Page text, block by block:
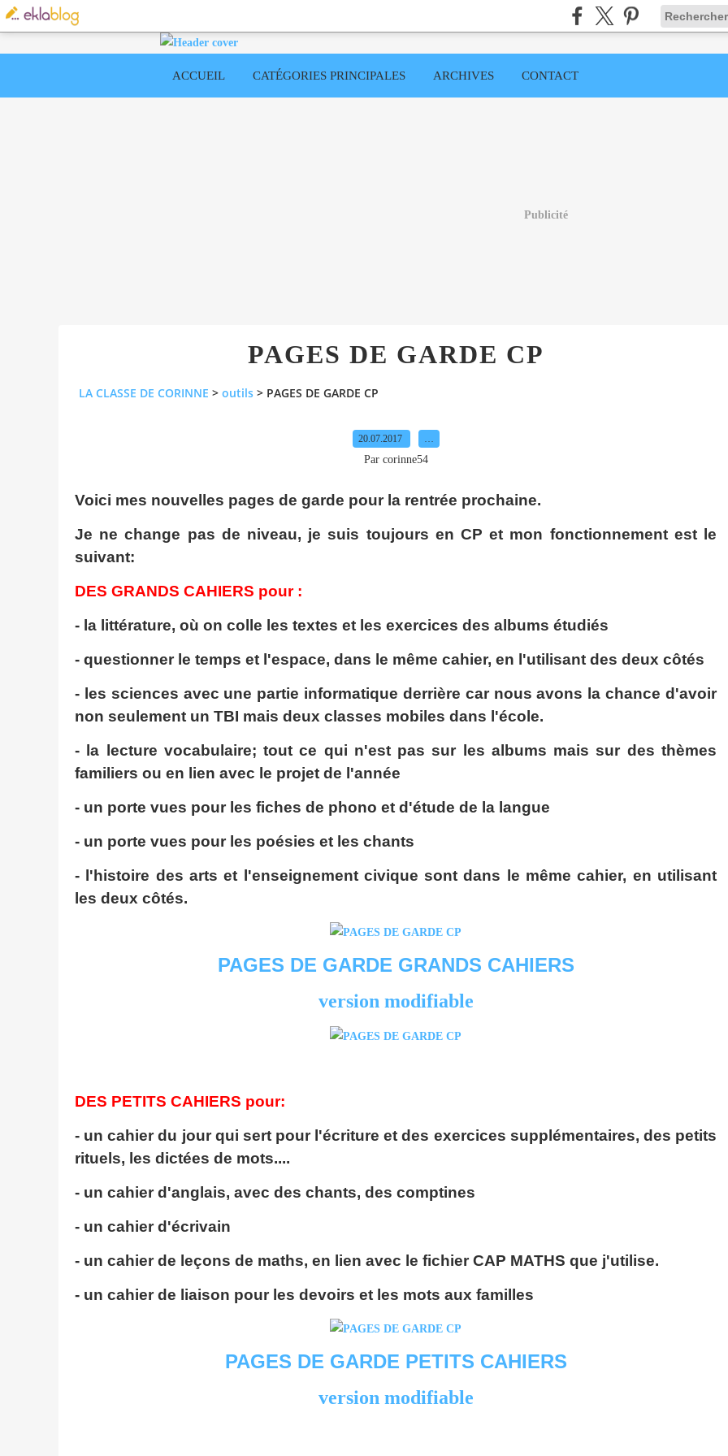
ACCUEIL CATÉGORIES PRINCIPALES ARCHIVES CONTACT
Publicité
PAGES DE GARDE CP
LA CLASSE DE CORINNE > outils > PAGES DE GARDE CP
20.07.2017
Par corinne54
Voici mes nouvelles pages de garde pour la rentrée prochaine.
Je ne change pas de niveau, je suis toujours en CP et mon fonctionnement est le
suivant:
DES GRANDS CAHIERS pour :
- la littérature, où on colle les textes et les exercices des albums étudiés
- questionner le temps et l'espace, dans le même cahier, en l'utilisant des deux côtés
- les sciences avec une partie informatique derrière car nous avons la chance d'avoir
non seulement un TBI mais deux classes mobiles dans l'école.
- la lecture vocabulaire; tout ce qui n'est pas sur les albums mais sur des thèmes
familiers ou en lien avec le projet de l'année
- un porte vues pour les fiches de phono et d'étude de la langue
- un porte vues pour les poésies et les chants
- l'histoire des arts et l'enseignement civique sont dans le même cahier, en utilisant
les deux côtés.
PAGES DE GARDE GRANDS CAHIERS
version modifiable
DES PETITS CAHIERS pour:
- un cahier du jour qui sert pour l'écriture et des exercices supplémentaires, des petits
rituels, les dictées de mots....
- un cahier d'anglais, avec des chants, des comptines
- un cahier d'écrivain
- un cahier de leçons de maths, en lien avec le fichier CAP MATHS que j'utilise.
- un cahier de liaison pour les devoirs et les mots aux familles
PAGES DE GARDE PETITS CAHIERS
version modifiable